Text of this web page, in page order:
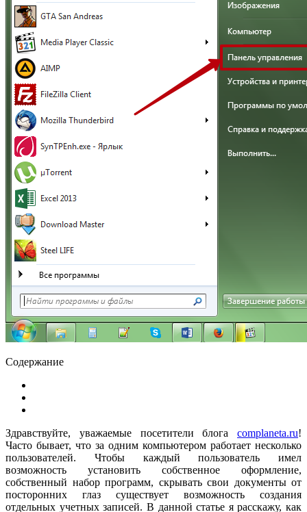
Содержание
Здравствуйте, уважаемые посетители блога complaneta.ru!
Часто бывает, что за одним компьютером работает несколько
пользователей. Чтобы каждый пользователь имел
возможность установить собственное оформление,
собственный набор программ, скрывать свои документы от
посторонних глаз существует возможность создания
отдельных учетных записей. В данной статье я расскажу, как